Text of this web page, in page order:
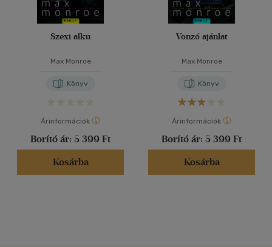
Szexi alku
Max Monroe
Könyv
Árinformációk
Borító ár: 5 399 Ft
Kosárba
Vonzó ajánlat
Max Monroe
Könyv
Árinformációk
Borító ár: 5 399 Ft
Kosárba